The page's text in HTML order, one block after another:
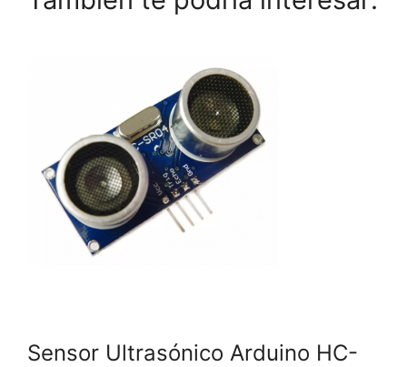
Sensor Ultrasónico Arduino HC-